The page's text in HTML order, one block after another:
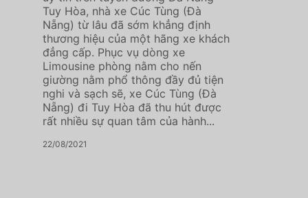
Tuy Hòa, nhà xe Cúc Tùng (Đà
Nẵng) từ lâu đã sớm khẳng định
thương hiệu của một hãng xe khách
đẳng cấp. Phục vụ dòng xe
Limousine phòng nằm cho nến
giường nằm phổ thông đầy đủ tiện
nghi và sạch sẽ, xe Cúc Tùng (Đà
Nẵng) đi Tuy Hòa đã thu hút được
rất nhiều sự quan tâm của hành...
22/08/2021